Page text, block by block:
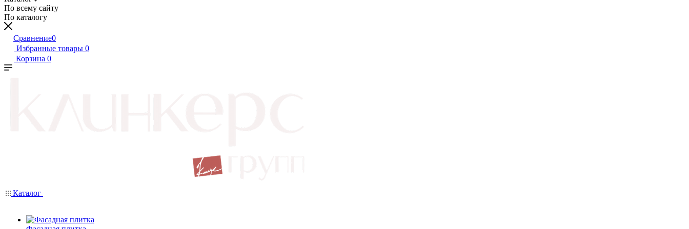
По всему сайту
По каталогу
Сравнение0
Избранные товары 0
Корзина 0
Каталог